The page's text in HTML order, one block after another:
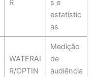
R
s e
estatístic
as
WATERAI
R/OPTIN
Medição
de
audiência